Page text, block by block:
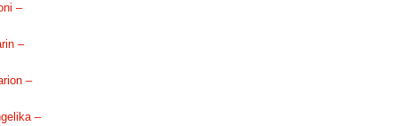
–
–
–
–